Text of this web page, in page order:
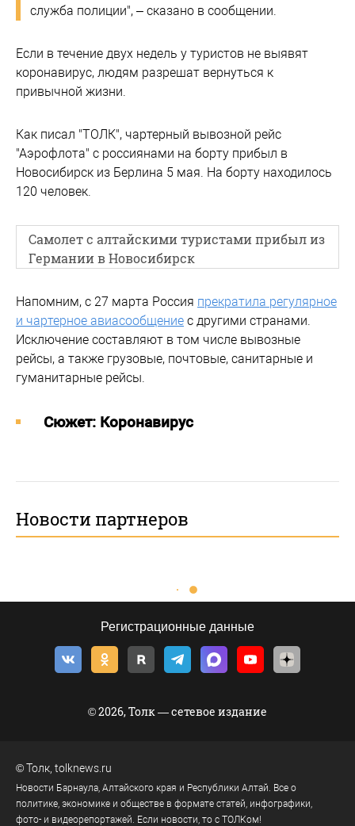
служба полиции", – сказано в сообщении.
Если в течение двух недель у туристов не выявят
коронавирус, людям разрешат вернуться к
привычной жизни.
Как писал "ТОЛК", чартерный вывозной рейс
"Аэрофлота" с россиянами на борту прибыл в
Новосибирск из Берлина 5 мая. На борту находилось
120 человек.
Самолет с алтайскими туристами прибыл из
Германии в Новосибирск
Напомним, с 27 марта Россия прекратила регулярное
и чартерное авиасообщение с другими странами.
Исключение составляют в том числе вывозные
рейсы, а также грузовые, почтовые, санитарные и
гуманитарные рейсы.
Cюжет: Коронавирус
Новости партнеров
Регистрационные данные
© 2026, Толк — сетевое издание
©Толк tolknews.ru
Новости Барнаула, Алтайского края и Республики Алтай. Все о
политике, экономике и обществе в формате статей, инфографики,
фото- и видеорепортажей. Если новости, то с ТОЛКом!